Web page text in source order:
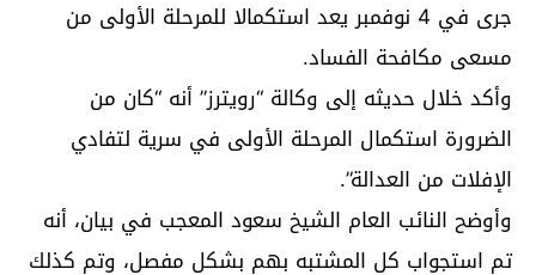
جرى في 4 نوفمبر يعد استكمالا للمرحلة الأولى من
مسعى مكافحة الفساد.
وأكد خلال حديثه إلى وكالة “رويترز” أنه “كان من
الضرورة استكمال المرحلة الأولى في سرية لتفادي
الإفلات من العدالة”.
وأوضح النائب العام الشيخ سعود المعجب في بيان، أنه
تم استجواب كل المشتبه بهم بشكل مفصل، وتم كذلك